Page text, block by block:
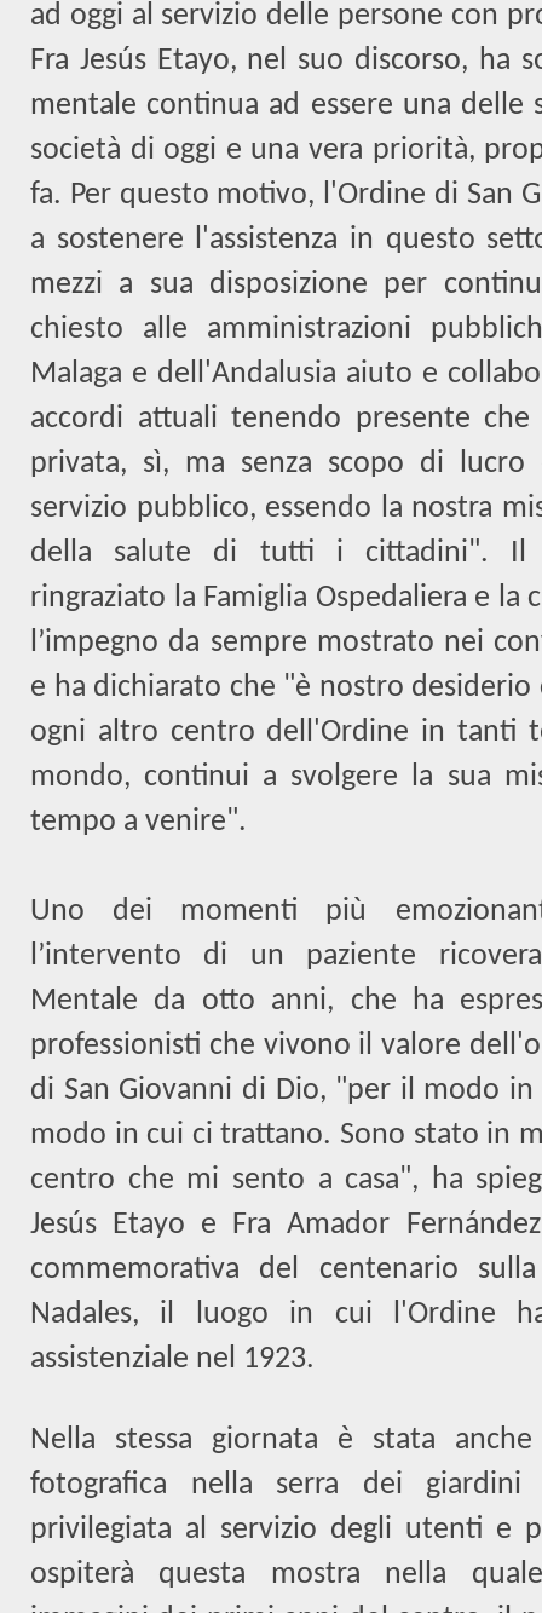
ad oggi al servizio delle persone con
Fra Jesús Etayo, nel suo discorso, ha
mentale continua ad essere una
società di oggi e una vera priorità,
fa. Per questo motivo, l'Ordine di San
a sostenere l'assistenza in questo
mezzi a sua disposizione per
chiesto alle amministrazioni
Malaga e dell'Andalusia aiuto e
accordi attuali tenendo presente
privata, sì, ma senza scopo di
servizio pubblico, essendo la nostra
della salute di tutti i cittadini". Il
ringraziato la Famiglia Ospedaliera e la
l’impegno da sempre mostrato nei
e ha dichiarato che "è nostro
ogni altro centro dell'Ordine in tanti
mondo, continui a svolgere la sua
tempo a venire".
Uno dei momenti più
l’intervento di un paziente
Mentale da otto anni, che ha
professionisti che vivono il valore
di San Giovanni di Dio, "per il modo
modo in cui ci trattano. Sono stato in
centro che mi sento a casa", ha
Jesús Etayo e Fra Amador
commemorativa del centenario
Nadales, il luogo in cui l'Ordine
assistenziale nel 1923.
Nella stessa giornata è stata
fotografica nella serra dei giardini
privilegiata al servizio degli utenti e
ospiterà questa mostra nella